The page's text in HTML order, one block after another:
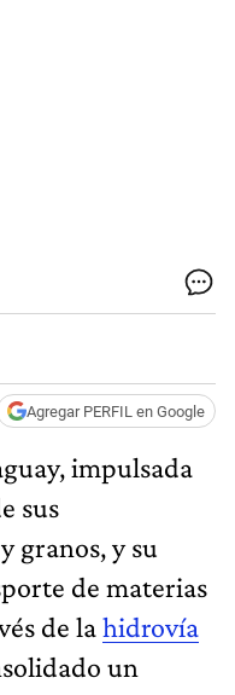
Agregar PERFIL en Google
impulsada
sus
granos, y su
de materias
de lahidrovía
un